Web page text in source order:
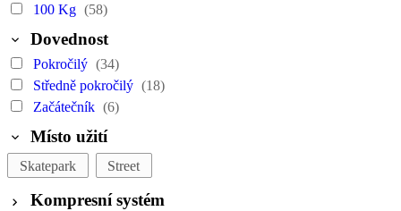
100 Kg (58)
Dovednost
Pokročilý (34)
Středně pokročilý (18)
Začátečník (6)
Místo užití
Skatepark Street
Kompresní systém